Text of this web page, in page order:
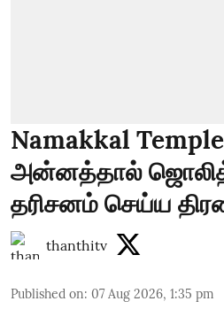
Namakkal
அன்னத்தால்
தரிசனம் செய்ய
thanthitv
Published on: 07 Aug 2026, 1:35 pm